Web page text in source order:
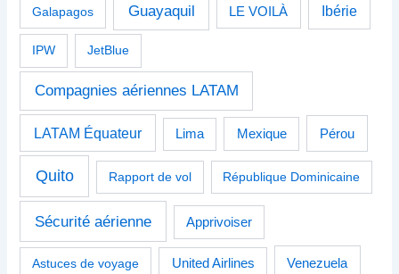
Galapagos Guayaquil LE VOILÀ Ibérie
IPW JetBlue
Compagnies aériennes LATAM
LATAM Équateur Lima Mexique Pérou
Quito Rapport de vol République Dominicaine
Sécurité aérienne Apprivoiser
Astuces de voyage United Airlines Venezuela